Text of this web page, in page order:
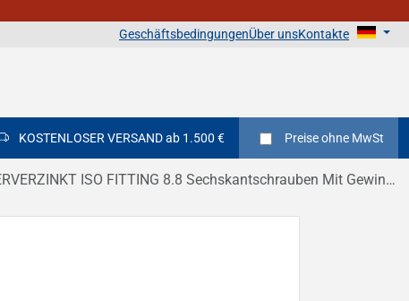
GeschäftsbedingungenÜber unsKontakte
KOSTENLOSER VERSAND ab 1.500 € Preiseohne MwSt
ISO FITTING 8.8 Sechskantschrauben Mit Gewinde bis Kopf DIN 933